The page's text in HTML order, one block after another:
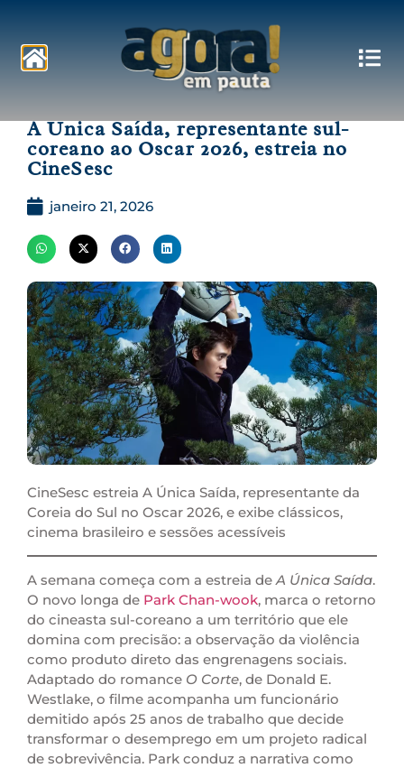
A Única Saída, representante sul-
coreano ao Oscar 2026, estreia no
CineSesc
janeiro 21, 2026
CineSesc estreia A Única Saída, representante da
Coreia do Sul no Oscar 2026, e exibe clássicos,
cinema brasileiro e sessões acessíveis
A semana começa com a estreia deA Única Saída.
O novo longa de Park Chan-wook, marca o retorno
do cineasta sul-coreano a um território que ele
domina com precisão: a observação da violência
como produto direto das engrenagens sociais.
Adaptado do romance O Corte, de Donald E.
Westlake, o filme acompanha um funcionário
demitido após 25 anos de trabalho que decide
transformar o desemprego em um projeto radical
de sobrevivência. Park conduz a narrativa como